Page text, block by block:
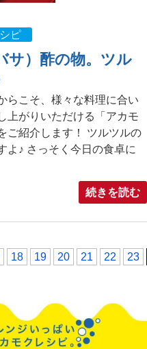
ピ
サ）酢の物。ツル
らこそ、様々な料理に合い
上がりいただける「アカモ
ご紹介します！ ツルツルの
よ♪ さっそく今日の食卓に
続きを読む
18 19 20 21 22 23